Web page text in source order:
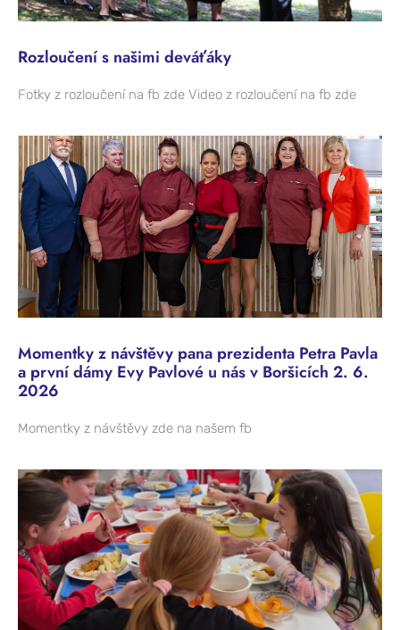
Rozloučení s našimi deváťáky
Fotky z rozloučení na fb zde Video z rozloučení na fb zde
Momentky z návštěvy pana prezidenta Petra Pavla
a první dámy Evy Pavlové u nás v Boršicích 2. 6.
2026
Momentky z návštěvy zde na našem fb